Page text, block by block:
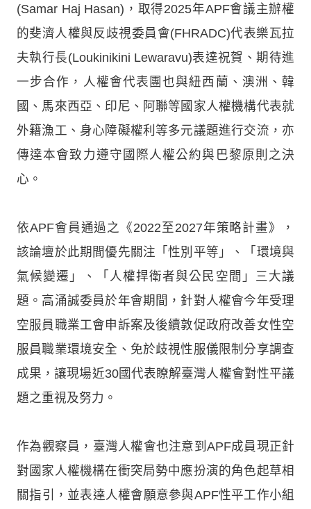
(Samar Haj Hasan)，取得2025年APF會議主辦權
的斐濟人權與反歧視委員會(FHRADC)代表樂瓦拉
夫執行長(Loukinikini Lewaravu)表達祝賀、期待進
一步合作，人權會代表團也與紐西蘭、澳洲、韓
國、馬來西亞、印尼、阿聯等國家人權機構代表就
外籍漁工、身心障礙權利等多元議題進行交流，亦
傳達本會致力遵守國際人權公約與巴黎原則之決
心。
依APF會員通過之《2022至2027年策略計畫》，
該論壇於此期間優先關注「性別平等」、「環境與
氣候變遷」、「人權捍衛者與公民空間」三大議
題。高涌誠委員於年會期間，針對人權會今年受理
空服員職業工會申訴案及後續敦促政府改善女性空
服員職業環境安全、免於歧視性服儀限制分享調查
成果，讓現場近30國代表瞭解臺灣人權會對性平議
題之重視及努力。
作為觀察員，臺灣人權會也注意到APF成員現正針
對國家人權機構在衝突局勢中應扮演的角色起草相
關指引，並表達人權會願意參與APF性平工作小組